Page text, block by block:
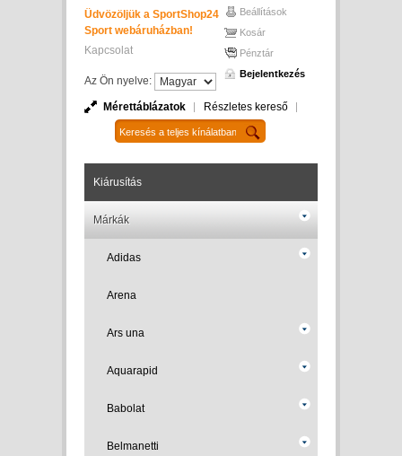
Üdvözöljük a SportShop24
Sport webáruházban!
Kapcsolat
Az Ön nyelve:
Beállítások
Kosár
Pénztár
Bejelentkezés
Mérettáblázatok Részletes kereső
Kiárusítás
Márkák
Adidas
Arena
Ars una
Aquarapid
Babolat
Belmanetti